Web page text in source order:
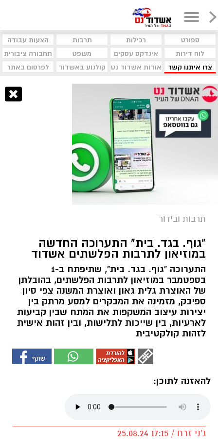
ספורט רכילות תרבות
הצעות עבודה
לוח דירות
אינדקס עסקים משפט
תחבורה ציבורית
צרו איתנו קשר
אודות אשדוד נט קולנוע באשדוד לפרסום באתר
תרבות ובידור
"גוף. בגד. בית" התערוכה החדשה
במוזיאון לתרבות הפלשתים אשדוד
התערוכה "גוף. בגד. בית", שתיפתח ב-1
בספטמבר במוזיאון לתרבות הפלשתים, בהובלתן
של האוצרת גלית גאון ואוצרת המשנה צפי סיון
ספיבק, מזמינה את המבקרים למסע מרתק בין
יצירות עיצוב המשקפות את המתח שבין קביעות
לארעיות, בין שייכות לתלישות, ובין זהות אישית
לזהות קולקטיבית
להאזנה לתוכן:
ג'ני זרח / 17:15 25.08.24